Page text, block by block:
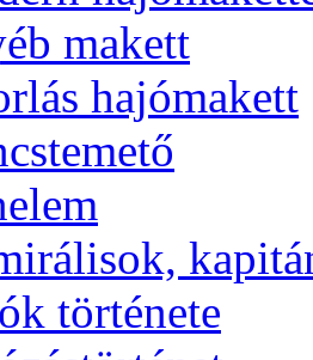
makett
hajómakett
története